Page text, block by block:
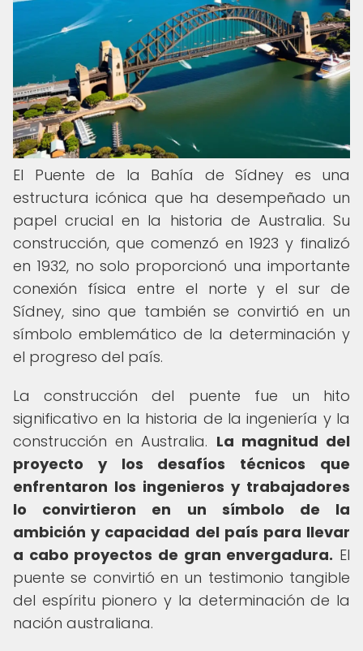
El Puente de la Bahía de Sídney es una
estructura icónica que ha desempeñado un
papel crucial en la historia de Australia. Su
construcción, que comenzó en 1923 y finalizó
en 1932, no solo proporcionó una importante
conexión física entre el norte y el sur de
Sídney, sino que también se convirtió en un
símbolo emblemático de la determinación y
el progreso del país.
La construcción del puente fue un hito
significativo en la historia de la ingeniería y la
construcción en Australia. La magnitud del
proyecto y los desafíos técnicos que
enfrentaron los ingenieros y trabajadores
lo convirtieron en un símbolo de la
ambición y capacidad del país para llevar
a cabo proyectos de gran envergadura. El
puente se convirtió en un testimonio tangible
del espíritu pionero y la determinación de la
nación australiana.